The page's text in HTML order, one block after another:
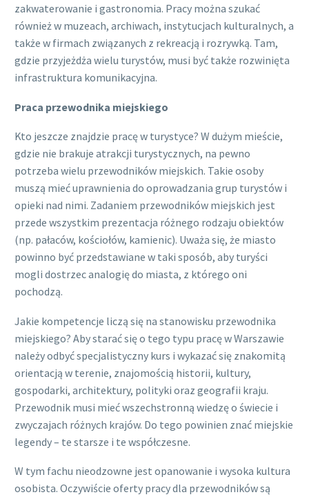
zakwaterowanie i gastronomia. Pracy można szukać
również w muzeach, archiwach, instytucjach kulturalnych, a
także w firmach związanych z rekreacją i rozrywką. Tam,
gdzie przyjeżdża wielu turystów, musi być także rozwinięta
infrastruktura komunikacyjna.
Praca przewodnika miejskiego
Kto jeszcze znajdzie pracę w turystyce? W dużym mieście,
gdzie nie brakuje atrakcji turystycznych, na pewno
potrzeba wielu przewodników miejskich. Takie osoby
muszą mieć uprawnienia do oprowadzania grup turystów i
opieki nad nimi. Zadaniem przewodników miejskich jest
przede wszystkim prezentacja różnego rodzaju obiektów
(np. pałaców, kościołów, kamienic). Uważa się, że miasto
powinno być przedstawiane w taki sposób, aby turyści
mogli dostrzec analogię do miasta, z którego oni
pochodzą.
Jakie kompetencje liczą się na stanowisku przewodnika
miejskiego? Aby starać się o tego typu pracę w Warszawie
należy odbyć specjalistyczny kurs i wykazać się znakomitą
orientacją w terenie, znajomością historii, kultury,
gospodarki, architektury, polityki oraz geografii kraju.
Przewodnik musi mieć wszechstronną wiedzę o świecie i
zwyczajach różnych krajów. Do tego powinien znać miejskie
legendy – te starsze i te współczesne.
W tym fachu nieodzowne jest opanowanie i wysoka kultura
osobista. Oczywiście oferty pracy dla przewodników są